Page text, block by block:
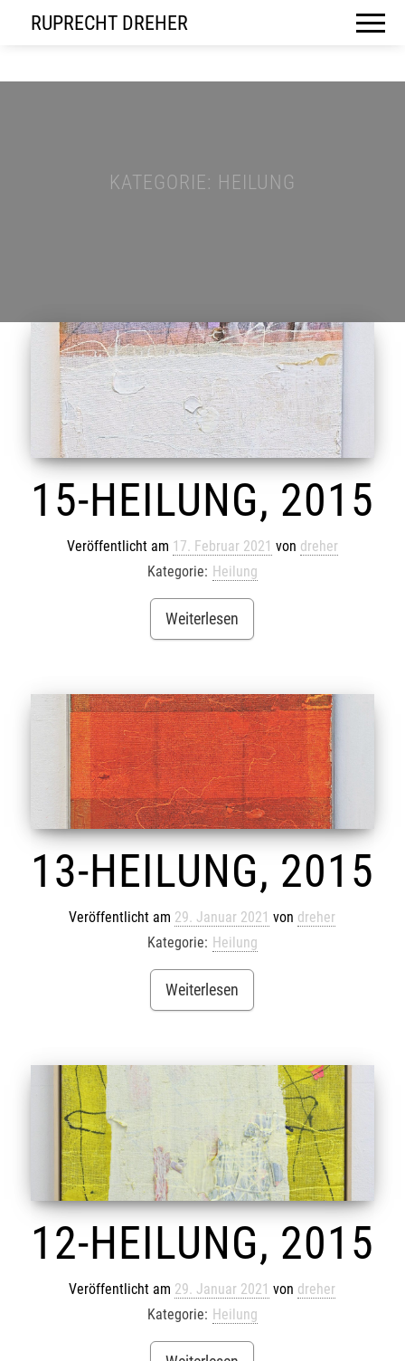
RUPRECHT DREHER
KATEGORIE: HEILUNG
15-HEILUNG, 2015
Veröffentlicht am 17. Februar 2021 von dreher
Kategorie: Heilung
Weiterlesen
13-HEILUNG, 2015
Veröffentlicht am 29. Januar 2021 von dreher
Kategorie: Heilung
Weiterlesen
12-HEILUNG, 2015
Veröffentlicht am 29. Januar 2021 von dreher
Kategorie: Heilung